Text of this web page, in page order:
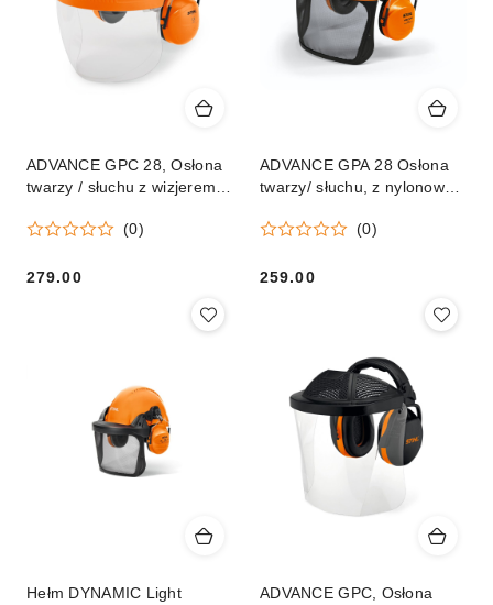
ADVANCE GPC 28, Osłona
twarzy / słuchu z wizjerem z
(0)
Cena:
279.00
ADVANCE GPA 28 Osłona
twarzy/ słuchu, z nylonowym
(0)
Cena:
259.00
Hełm DYNAMIC Light
ADVANCE GPC, Osłona